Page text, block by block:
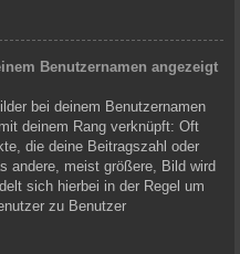
Benutzernamen angezeigt
bei deinem Benutzernamen
deinem Rang verknüpft: Oft
die deine Beitragszahl oder
andere, meist größere, Bild wird
sich hierbei in der Regel um
zu Benutzer